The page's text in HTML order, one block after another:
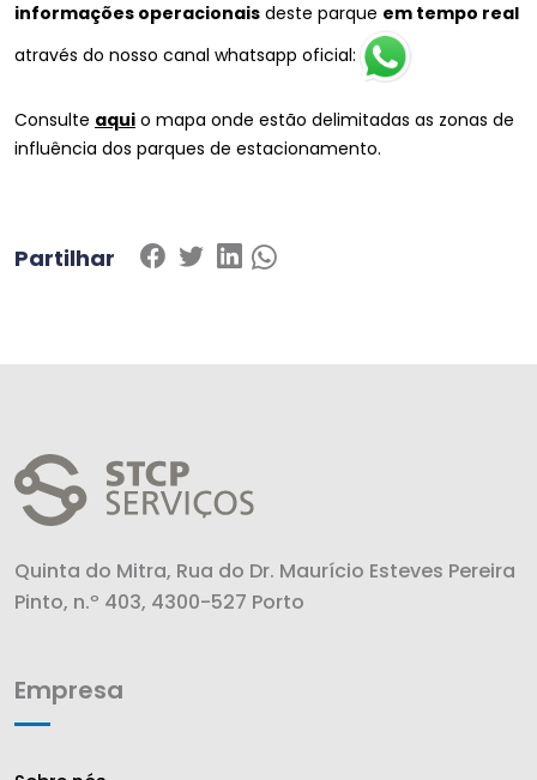
informações operacionais deste parque em tempo real
através do nosso canal whatsapp oficial:
Consulte aqui o mapa onde estão delimitadas as zonas de
influência dos parques de estacionamento.
Partilhar
Quinta do Mitra, Rua do Dr. Maurício Esteves Pereira
Pinto, n.º 403, 4300-527 Porto
Empresa